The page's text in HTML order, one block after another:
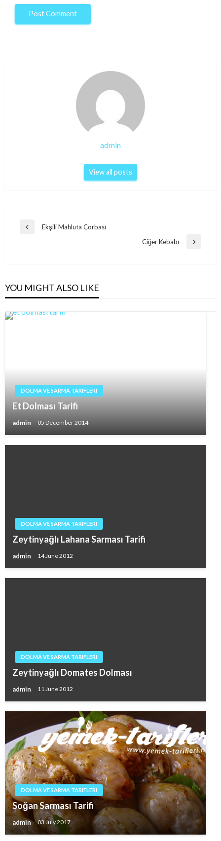
admin
View all posts
Post
Previous
Ekşili Mahluta Çorbası
Next
Ciğer Kebabı
YOU MIGHT ALSO LIKE
DOLMA VE SARMA TARIFLERI
Et Dolması Tarifi
admin 05 December 2014
DOLMA VE SARMA TARIFLERI
Zeytinyağlı Lahana Sarması Tarifi
admin 14 June 2012
DOLMA VE SARMA TARIFLERI
Zeytinyağlı Domates Dolması
admin 11 June 2012
DOLMA VE SARMA TARIFLERI
Soğan Sarması Tarifi
admin 03 July 2017